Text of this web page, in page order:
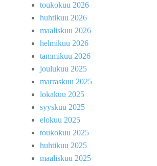
toukokuu 2026
huhtikuu 2026
maaliskuu 2026
helmikuu 2026
tammikuu 2026
joulukuu 2025
marraskuu 2025
lokakuu 2025
syyskuu 2025
elokuu 2025
toukokuu 2025
huhtikuu 2025
maaliskuu 2025